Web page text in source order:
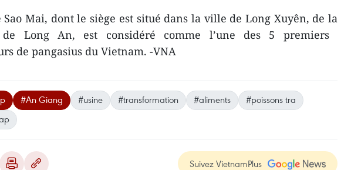
Sao Mai, dont le siège ​est situé dans la ville de Long Xuyên, de la
Long An, est considéré comme l’une des 5 premiers
de pangasius du Vietnam. -VNA
#An Giang #usine #transformation #aliments
#poissons tra
Suivez VietnamPlus